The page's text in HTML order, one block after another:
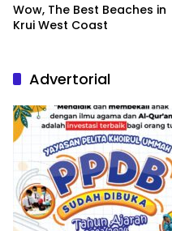
Wow, The Best Beaches in
Krui West Coast
Advertorial